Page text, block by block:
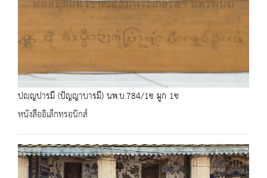
ปญฺญปารมี (ปัญญาบารมี) นพ.บ.784/1ช ผูก 1ช
หนังสืออิเล็กทรอนิกส์